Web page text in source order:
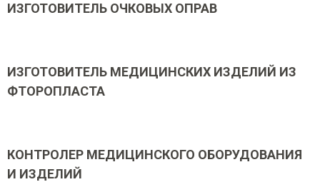
ИЗГОТОВИТЕЛЬ ОЧКОВЫХ ОПРАВ
ИЗГОТОВИТЕЛЬ МЕДИЦИНСКИХ ИЗДЕЛИЙ ИЗ
ФТОРОПЛАСТА
КОНТРОЛЕР МЕДИЦИНСКОГО ОБОРУДОВАНИЯ
И ИЗДЕЛИЙ